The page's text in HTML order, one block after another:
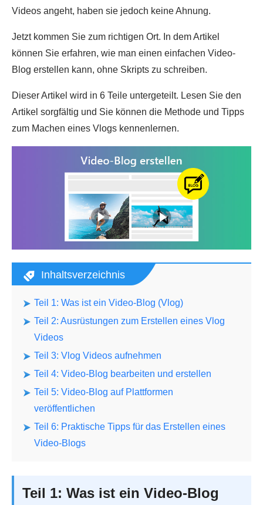
Videos angeht, haben sie jedoch keine Ahnung.
Jetzt kommen Sie zum richtigen Ort. In dem Artikel
können Sie erfahren, wie man einen einfachen Video-
Blog erstellen kann, ohne Skripts zu schreiben.
Dieser Artikel wird in 6 Teile untergeteilt. Lesen Sie den
Artikel sorgfältig und Sie können die Methode und Tipps
zum Machen eines Vlogs kennenlernen.
Inhaltsverzeichnis
Teil 1: Was ist ein Video-Blog (Vlog)
Teil 2: Ausrüstungen zum Erstellen eines Vlog
Videos
Teil 3: Vlog Videos aufnehmen
Teil 4: Video-Blog bearbeiten und erstellen
Teil 5: Video-Blog auf Plattformen
veröffentlichen
Teil 6: Praktische Tipps für das Erstellen eines
Video-Blogs
Teil 1: Was ist ein Video-Blog